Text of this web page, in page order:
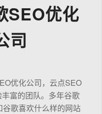
SEO优化
司
优化公司，云点SEO
富的团队。多年谷歌
歌喜欢什么样的网站